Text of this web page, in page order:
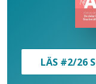
LÄS #2/26